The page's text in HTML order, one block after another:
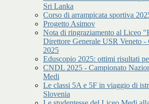
Sri Lanka
Corso di arrampicata sportiva
Progetto Asimov
Nota di ringraziamento al Liceo
Direttore Generale USR Veneto -
2025
Eduscopio 2025: ottimi risultati
CNDL 2025 - Campionato
Medi
Le classi 5A e 5F in viaggio di
Slovenia